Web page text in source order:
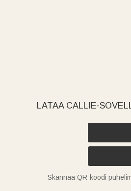
LATAA CALLIE-
Skannaa QR-koodi